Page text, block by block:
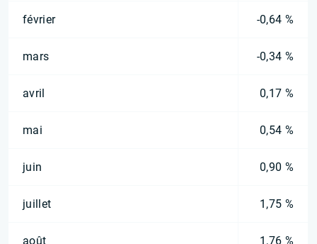
février -0,64 %
mars -0,34 %
avril 0,17 %
mai 0,54 %
juin 0,90 %
juillet 1,75 %
août 1,76 %